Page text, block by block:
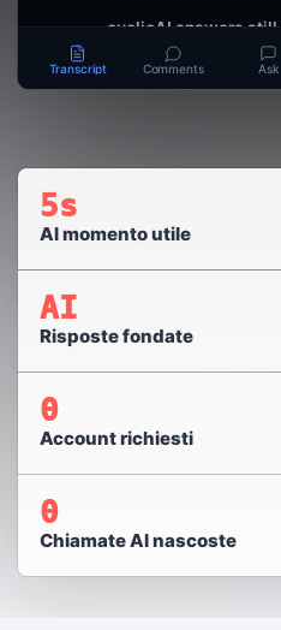
cuelioAI answers
timestamp that
Search stays local
527 segments · local
Transcript Comments Ask
5s
Al momento utile
AI
Risposte fondate
0
Account richiesti
0
Chiamate AI nascoste